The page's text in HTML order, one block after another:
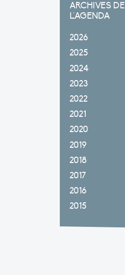
ARCHIVES DE
L'AGENDA
2026
2025
2024
2023
2022
2021
2020
2019
2018
2017
2016
2015